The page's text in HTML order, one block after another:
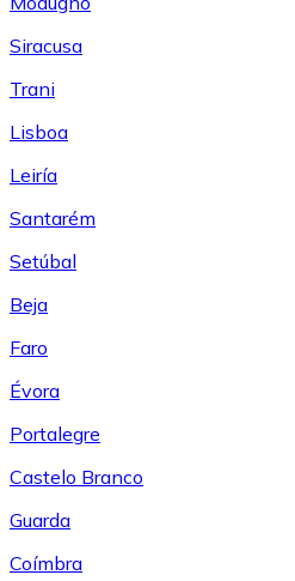
Siracusa
Trani
Lisboa
Leiría
Santarém
Setúbal
Beja
Faro
Évora
Portalegre
Castelo Branco
Guarda
Coímbra